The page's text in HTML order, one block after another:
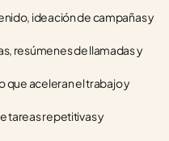
ideación de campañas y
resúmenes de llamadas y
que aceleran el trabajo y
tareas repetitivas y